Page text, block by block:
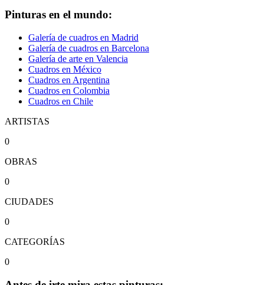
Pinturas en el mundo:
Galería de cuadros en Madrid
Galería de cuadros en Barcelona
Galería de arte en Valencia
Cuadros en México
Cuadros en Argentina
Cuadros en Colombia
Cuadros en Chile
ARTISTAS
0
OBRAS
0
CIUDADES
0
CATEGORÍAS
0